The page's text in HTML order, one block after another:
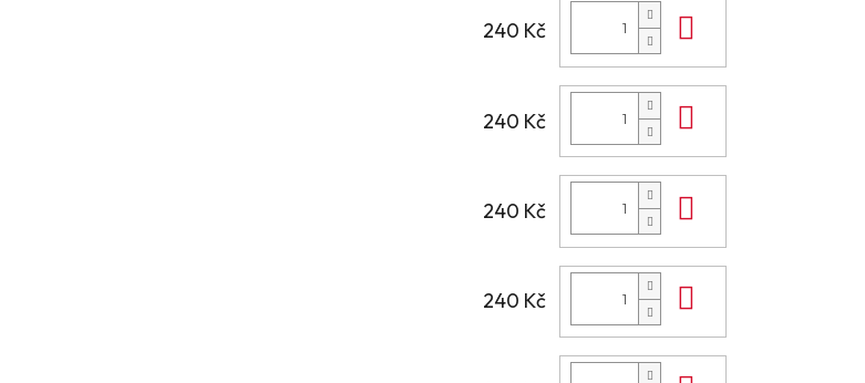
240 Kč
240 Kč
240 Kč
240 Kč